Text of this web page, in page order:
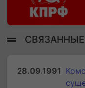
28.09.1991